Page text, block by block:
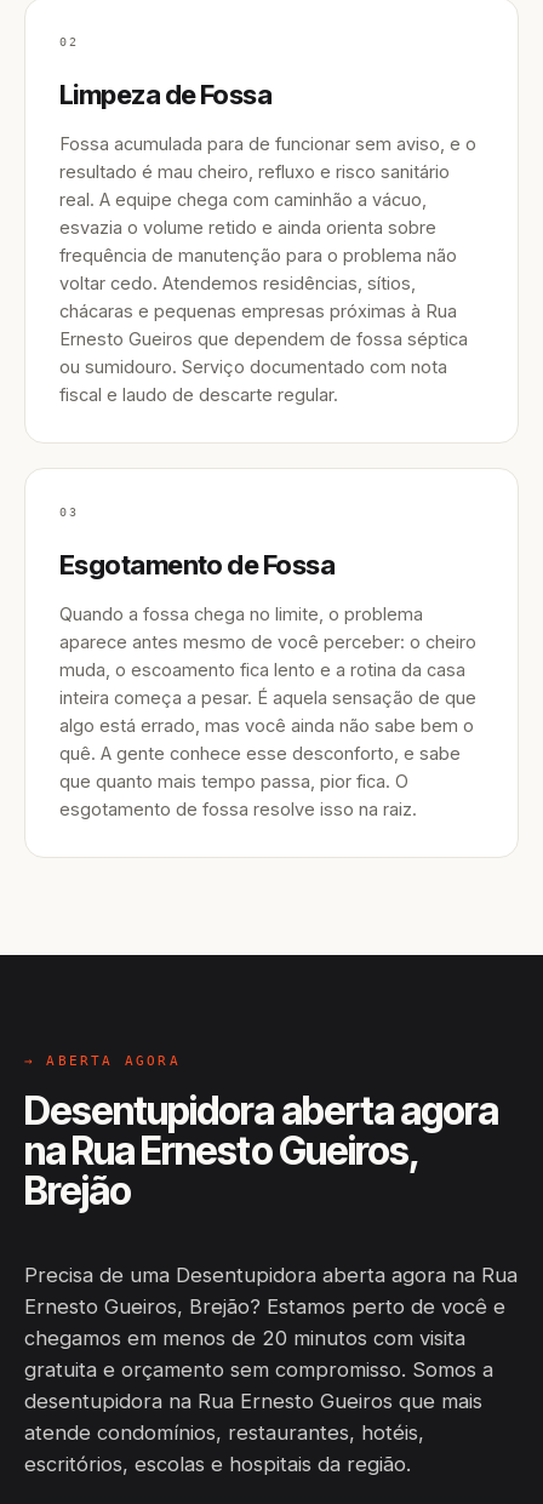
02
Limpeza de Fossa
Fossa acumulada para de funcionar sem aviso, e o
resultado é mau cheiro, refluxo e risco sanitário
real. A equipe chega com caminhão a vácuo,
esvazia o volume retido e ainda orienta sobre
frequência de manutenção para o problema não
voltar cedo. Atendemos residências, sítios,
chácaras e pequenas empresas próximas à Rua
Ernesto Gueiros que dependem de fossa séptica
ou sumidouro. Serviço documentado com nota
fiscal e laudo de descarte regular.
03
Esgotamento de Fossa
Quando a fossa chega no limite, o problema
aparece antes mesmo de você perceber: o cheiro
muda, o escoamento fica lento e a rotina da casa
inteira começa a pesar. É aquela sensação de que
algo está errado, mas você ainda não sabe bem o
quê. A gente conhece esse desconforto, e sabe
que quanto mais tempo passa, pior fica. O
esgotamento de fossa resolve isso na raiz.
→ ABERTA AGORA
Desentupidora aberta agora
na Rua Ernesto Gueiros,
Brejão
Precisa de uma Desentupidora aberta agora na Rua
Ernesto Gueiros, Brejão? Estamos perto de você e
chegamos em menos de 20 minutos com visita
gratuita e orçamento sem compromisso. Somos a
desentupidora na Rua Ernesto Gueiros que mais
atende condomínios, restaurantes, hotéis,
escritórios, escolas e hospitais da região.